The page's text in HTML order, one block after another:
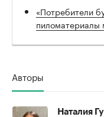
«Потребители
пиломатериалы
Авторы
Наталия